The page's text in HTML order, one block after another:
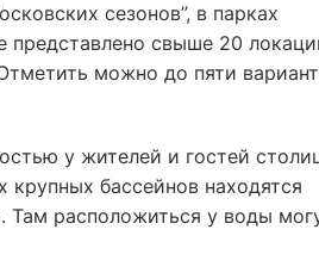
сезонов”, в парках
представлено свыше 20
можно до пяти
у жителей и гостей
бассейнов находятся
Там расположиться у воды